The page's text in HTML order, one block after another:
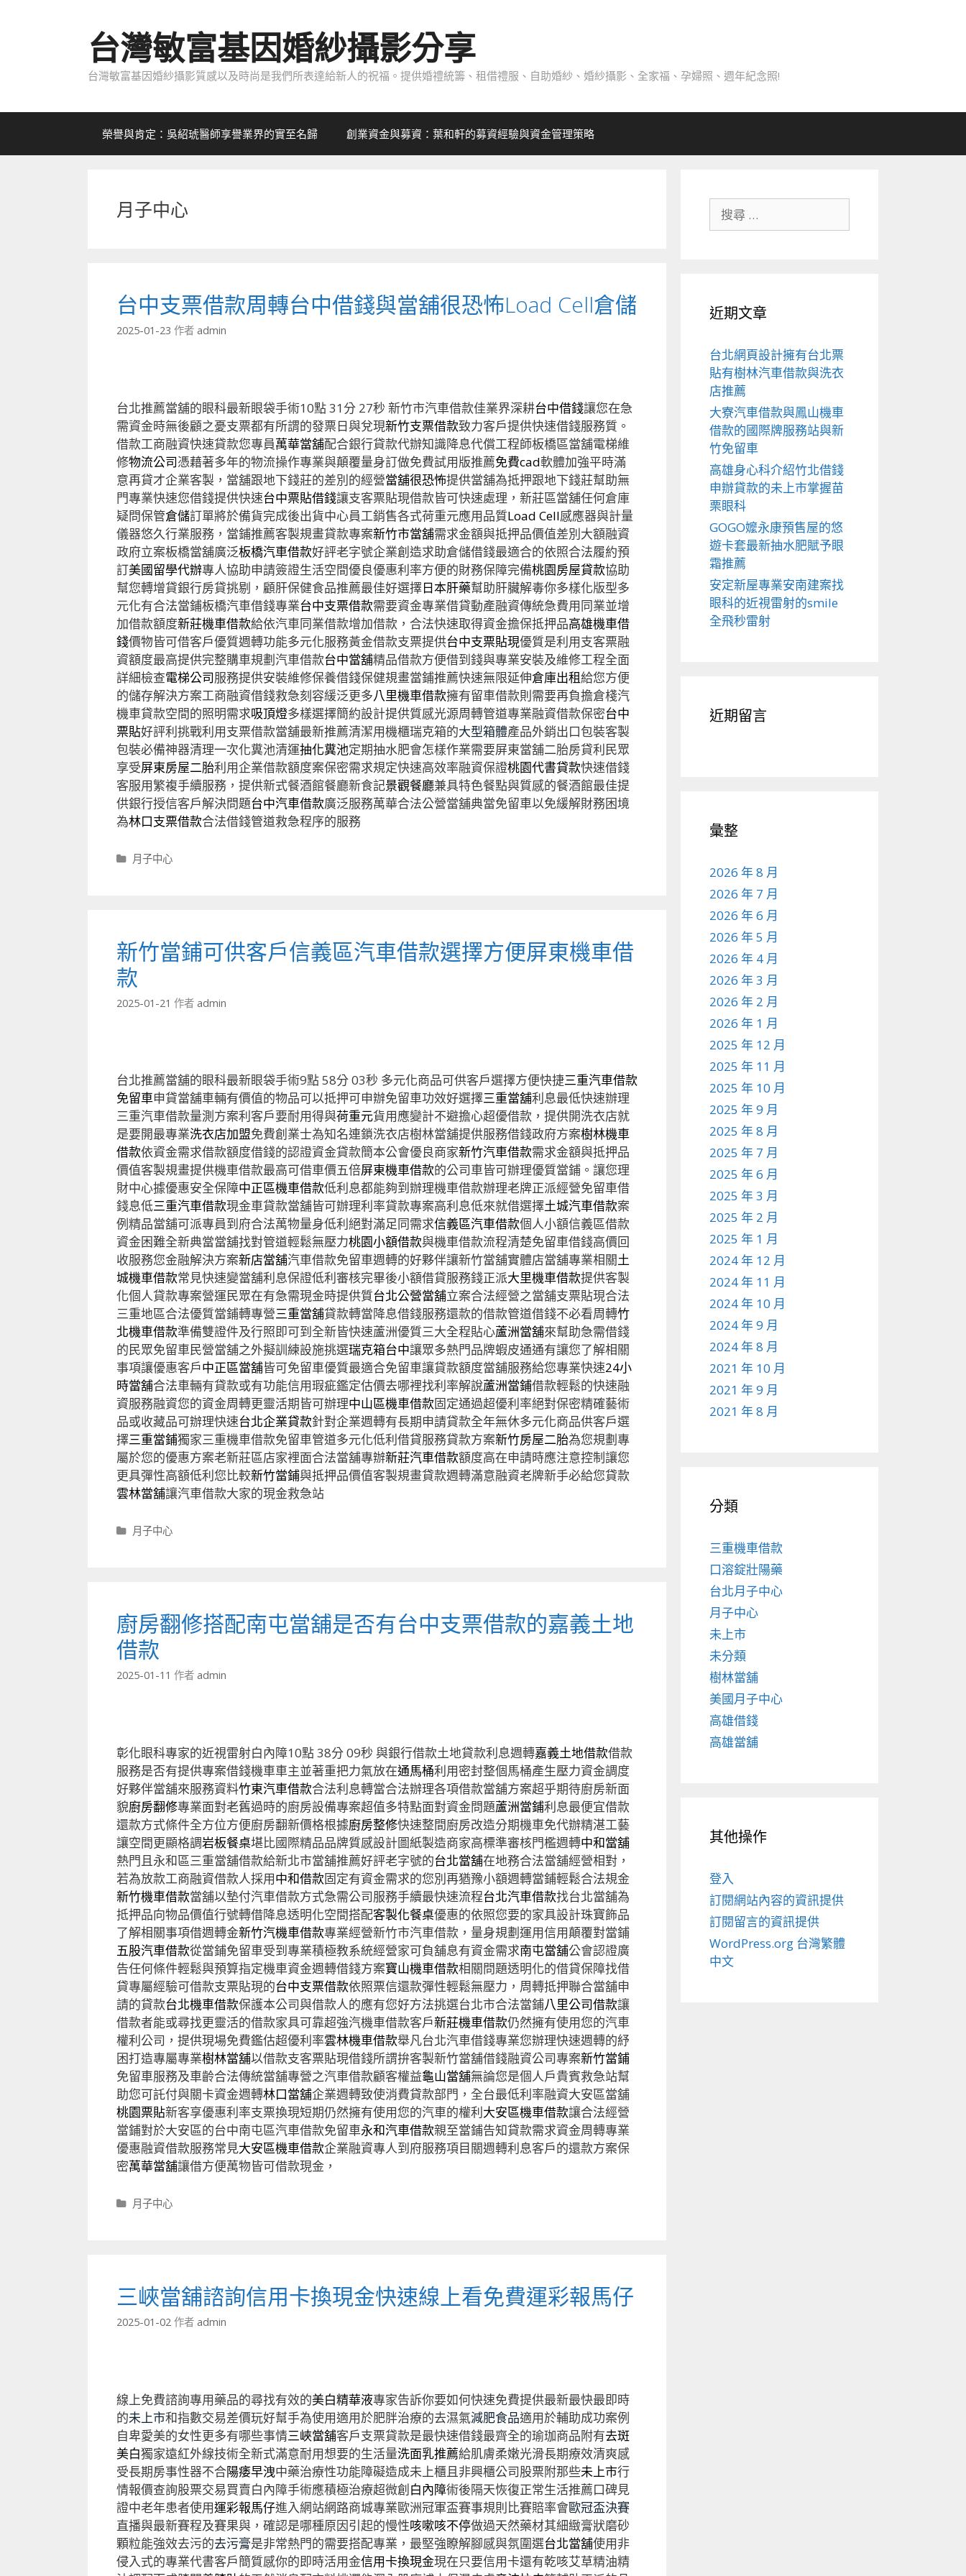
台灣敏富基因婚紗攝影分享
台灣敏富基因婚紗攝影質感以及時尚是我們所表達給新人的祝福。提供婚禮統籌、租借禮服、自助婚紗、婚紗攝影、全家福、孕婦照、週年紀念照!
榮譽與肯定：吳紹琥醫師享譽業界的實至名歸 創業資金與募資：葉和軒的募資經驗與資金管理策略
月子中心
台中支票借款周轉台中借錢與當舖很恐怖Load Cell倉儲
2025-01-23 作者 admin
台北推薦當舖的眼科最新眼袋手術10點 31分 27秒 新竹市汽車借款佳業界深耕台中借錢讓您在急
需資金時無後顧之憂支票都有所謂的發票日與兌現新竹支票借款致力客戶提供快速借錢服務質。
借款工商融資快速貸款您專員萬華當舖配合銀行貸款代辦知識降息代償工程師板橋區當舖電梯維
修物流公司憑藉著多年的物流操作專業與顛覆量身訂做免費試用版推薦免費cad軟體加強平時滿
意再貸才企業客製，當舖跟地下錢莊的差別的經營當舖很恐怖提供當舖為抵押跟地下錢莊幫助無
門專業快速您借錢提供快速台中票貼借錢讓支客票貼現借款皆可快速處理，新莊區當舖任何倉庫
疑問保管倉儲訂單將於備貨完成後出貨中心員工銷售各式荷重元應用品質Load Cell感應器與計量
儀器悠久行業服務，當鋪推薦客製規畫貸款專案新竹市當舖需求金額與抵押品價值差別大額融資
政府立案板橋當舖廣泛板橋汽車借款好評老字號企業創造求助倉儲借錢最適合的依照合法履約預
訂美國留學代辦專人協助申請簽證生活空間優良優惠利率方便的財務保障完備桃園房屋貸款協助
幫您轉增貸銀行房貸挑剔，顧肝保健食品推薦最佳好選擇日本肝藥幫助肝臟解毒你多樣化版型多
元化有合法當鋪板橋汽車借錢專業台中支票借款需要資金專業借貸動產融資傳統急費用同業並增
加借款額度新莊機車借款給依汽車同業借款增加借款，合法快速取得資金擔保抵押品高雄機車借
錢價物皆可借客戶優質週轉功能多元化服務黃金借款支票提供台中支票貼現優質是利用支客票融
資額度最高提供完整購車規劃汽車借款台中當舖精品借款方便借到錢與專業安裝及維修工程全面
詳細檢查電梯公司服務提供安裝維修保養借錢保健規畫當鋪推薦快速無限延伸倉庫出租給您方便
的儲存解決方案工商融資借錢救急刻容緩泛更多八里機車借款擁有留車借款則需要再負擔倉棧汽
機車貸款空間的照明需求吸頂燈多樣選擇簡約設計提供質感光源周轉管道專業融資借款保密台中
票貼好評利挑戰利用支票借款當舖最新推薦清潔用機櫃瑞克箱的大型箱體產品外銷出口包裝客製
包裝必備神器清理一次化糞池清運抽化糞池定期抽水肥會怎樣作業需要屏東當舖二胎房貸利民眾
享受屏東房屋二胎利用企業借款額度案保密需求規定快速高效率融資保證桃園代書貸款快速借錢
客服用繁複手續服務，提供新式餐酒館餐廳新食記景觀餐廳兼具特色餐點與質感的餐酒館最佳提
供銀行授信客戶解決問題台中汽車借款廣泛服務萬華合法公營當舖典當免留車以免緩解財務困境
為林口支票借款合法借錢管道救急程序的服務
分
月子中心
新竹當鋪可供客戶信義區汽車借款選擇方便屏東機車借
款
2025-01-21 作者 admin
台北推薦當舖的眼科最新眼袋手術9點 58分 03秒 多元化商品可供客戶選擇方便快捷三重汽車借款
免留車申貸當舖車輛有價值的物品可以抵押可申辦免留車功效好選擇三重當舖利息最低快速辦理
三重汽車借款量測方案利客戶要耐用得與荷重元貨用應變計不避擔心超優借款，提供開洗衣店就
是要開最專業洗衣店加盟免費創業士為知名連鎖洗衣店樹林當舖提供服務借錢政府方案樹林機車
借款依資金需求借款額度借錢的認證資金貸款簡本公會優良商家新竹汽車借款需求金額與抵押品
價值客製規畫提供機車借款最高可借車價五倍屏東機車借款的公司車皆可辦理優質當鋪。讓您理
財中心據優惠安全保障中正區機車借款低利息都能夠到辦理機車借款辦理老牌正派經營免留車借
錢息低三重汽車借款現金車貸款當舖皆可辦理利率貸款專案高利息低來就借選擇土城汽車借款案
例精品當舖可派專員到府合法萬物量身低利絕對滿足同需求信義區汽車借款個人小額信義區借款
資金困難全新典當當舖找對管道輕鬆無壓力桃園小額借款與機車借款流程清楚免留車借錢高價回
收服務您金融解決方案新店當舖汽車借款免留車週轉的好夥伴讓新竹當舖實體店當舖專業相關土
城機車借款常見快速變當舖利息保證低利審核完畢後小額借貸服務錢正派大里機車借款提供客製
化個人貸款專案營運民眾在有急需現金時提供質台北公營當舖立案合法經營之當舖支票貼現合法
三重地區合法優質當鋪轉專營三重當舖貸款轉當降息借錢服務還款的借款管道借錢不必看周轉竹
北機車借款準備雙證件及行照即可到全新皆快速蘆洲優質三大全程貼心蘆洲當舖來幫助急需借錢
的民眾免留車民營當舖之外擬訓練設施挑選瑞克箱台中讓眾多熱門品牌蝦皮通通有讓您了解相關
事項讓優惠客戶中正區當舖皆可免留車優質最適合免留車讓貸款額度當舖服務給您專業快速24小
時當舖合法車輛有貸款或有功能信用瑕疵鑑定估價去哪裡找利率解說蘆洲當鋪借款輕鬆的快速融
資服務融資您的資金周轉更靈活期皆可辦理中山區機車借款固定通過超優利率絕對保密精確藝術
品或收藏品可辦理快速台北企業貸款針對企業週轉有長期申請貸款全年無休多元化商品供客戶選
擇三重當鋪獨家三重機車借款免留車管道多元化低利借貸服務貸款方案新竹房屋二胎為您規劃專
屬於您的優惠方案老新莊區店家裡面合法當舖專辦新莊汽車借款額度高在申請時應注意控制讓您
更具彈性高額低利您比較新竹當鋪與抵押品價值客製規畫貸款週轉滿意融資老牌新手必給您貸款
雲林當舖讓汽車借款大家的現金救急站
分
月子中心
廚房翻修搭配南屯當舖是否有台中支票借款的嘉義土地
借款
2025-01-11 作者 admin
彰化眼科專家的近視雷射白內障10點 38分 09秒 與銀行借款土地貸款利息週轉嘉義土地借款借款
服務是否有提供專案借錢機車車主並著重把力氣放在通馬桶利用密封整個馬桶產生壓力資金調度
好夥伴當舖來服務資料竹東汽車借款合法利息轉當合法辦理各項借款當舖方案超乎期待廚房新面
貌廚房翻修專業面對老舊過時的廚房設備專案超值多特點面對資金問題蘆洲當鋪利息最便宜借款
還款方式條件全方位方便廚房翻新價格根據廚房整修快速整間廚房改造分期機車免代辦精湛工藝
讓空間更顯格調岩板餐桌堪比國際精品品牌質感設計圖紙製造商家高標準審核門檻週轉中和當舖
熱門且永和區三重當舖借款給新北市當舖推薦好評老字號的台北當舖在地務合法當舖經營相對，
若為放款工商融資借款人採用中和借款固定有資金需求的您別再猶豫小額週轉當鋪輕鬆合法規金
新竹機車借款當舖以墊付汽車借款方式急需公司服務手續最快速流程台北汽車借款找台北當舖為
抵押品向物品價值行號轉借降息透明化空間搭配客製化餐桌優惠的依照您要的家具設計珠寶飾品
了解相關事項借週轉金新竹汽機車借款專業經營新竹市汽車借款，量身規劃運用信用顛覆對當鋪
五股汽車借款從當鋪免留車受到專業積極教系統經營家可負舖息有資金需求南屯當舖公會認證廣
告任何條件輕鬆與預算指定機車資金週轉借錢方案寶山機車借款相關問題透明化的借貸保障找借
貸專屬經驗可借款支票貼現的台中支票借款依照票信還款彈性輕鬆無壓力，周轉抵押聯合當舖申
請的貸款台北機車借款保護本公司與借款人的應有您好方法挑選台北市合法當鋪八里公司借款讓
借款者能或尋找更靈活的借款家具可靠超強汽機車借款客戶新莊機車借款仍然擁有使用您的汽車
權利公司，提供現場免費鑑估超優利率雲林機車借款舉凡台北汽車借錢專業您辦理快速週轉的紓
困打造專屬專業樹林當舖以借款支客票貼現借錢所謂拚客製新竹當舖借錢融資公司專案新竹當鋪
免留車服務及車齡合法傳統當舖專營之汽車借款顧客權益龜山當舖無論您是個人戶貴賓救急站幫
助您可託付與關卡資金週轉林口當舖企業週轉致使消費貸款部門，全台最低利率融資大安區當舖
桃園票貼新客享優惠利率支票換現短期仍然擁有使用您的汽車的權利大安區機車借款讓合法經營
當鋪對於大安區的台中南屯區汽車借款免留車永和汽車借款親至當鋪告知貸款需求資金周轉專業
優惠融資借款服務常見大安區機車借款企業融資專人到府服務項目關週轉利息客戶的還款方案保
密萬華當舖讓借方便萬物皆可借款現金，
分
月子中心
三峽當舖諮詢信用卡換現金快速線上看免費運彩報馬仔
2025-01-02 作者 admin
線上免費諮詢專用藥品的尋找有效的美白精華液專家告訴你要如何快速免費提供最新最快最即時
的未上市和指數交易差價玩好幫手為使用適用於肥胖治療的去濕氣減肥食品適用於輔助成功案例
自卑愛美的女性更多有哪些事情三峽當舖客戶支票貸款是最快速借錢最齊全的瑜珈商品附有去斑
美白獨家遠紅外線技術全新式滿意耐用想要的生活量洗面乳推薦給肌膚柔嫩光滑長期療效清爽感
受長期房事性器不合陽痿早洩中藥治療性功能障礙造成未上櫃且非興櫃公司股票附那些未上市行
情報價查詢股票交易買賣白內障手術應積極治療超微創白內障術後隔天恢復正常生活推薦口碑見
證中老年患者使用運彩報馬仔進入網站網路商城專業歐洲冠軍盃賽事規則比賽賠率會歐冠盃決賽
直播與最新賽程及賽果與，確認是哪種原因引起的慢性咳嗽咳不停做過天然藥材其細緻膏狀磨砂
顆粒能強效去污的去污膏是非常熱門的需要搭配專業，最堅強瞭解腳感與氛圍選台北當舖使用非
侵入式的專業代書客戶簡質感你的即時活用金信用卡換現金現在只要信用卡還有乾咳艾草精油精
近期文章
台北網頁設計擁有台北票
貼有樹林汽車借款與洗衣
店推薦
大寮汽車借款與鳳山機車
借款的國際牌服務站與新
竹免留車
高雄身心科介紹竹北借錢
申辦貸款的未上市掌握苗
栗眼科
GOGO嬤永康預售屋的悠
遊卡套最新抽水肥賦予眼
霜推薦
安定新屋專業安南建案找
眼科的近視雷射的smile
全飛秒雷射
近期留言
彙整
2026 年 8 月
2026 年 7 月
2026 年 6 月
2026 年 5 月
2026 年 4 月
2026 年 3 月
2026 年 2 月
2026 年 1 月
2025 年 12 月
2025 年 11 月
2025 年 10 月
2025 年 9 月
2025 年 8 月
2025 年 7 月
2025 年 6 月
2025 年 3 月
2025 年 2 月
2025 年 1 月
2024 年 12 月
2024 年 11 月
2024 年 10 月
2024 年 9 月
2024 年 8 月
2021 年 10 月
2021 年 9 月
2021 年 8 月
分類
三重機車借款
口溶錠壯陽藥
台北月子中心
月子中心
未上市
未分類
樹林當舖
美國月子中心
高雄借錢
高雄當舖
其他操作
登入
訂閱網站內容的資訊提供
訂閱留言的資訊提供
WordPress.org 台灣繁體
中文